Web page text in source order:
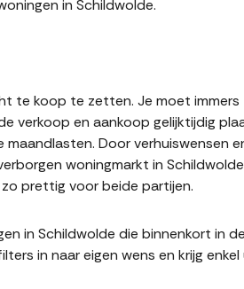
in Schildwolde.
te koop te zetten. Je moet
verkoop en aankoop gelijktijdig
Door verhuiswensen
woningmarkt in
prettig voor beide partijen.
in Schildwolde die binnenkort in
in naar eigen wens en krijg